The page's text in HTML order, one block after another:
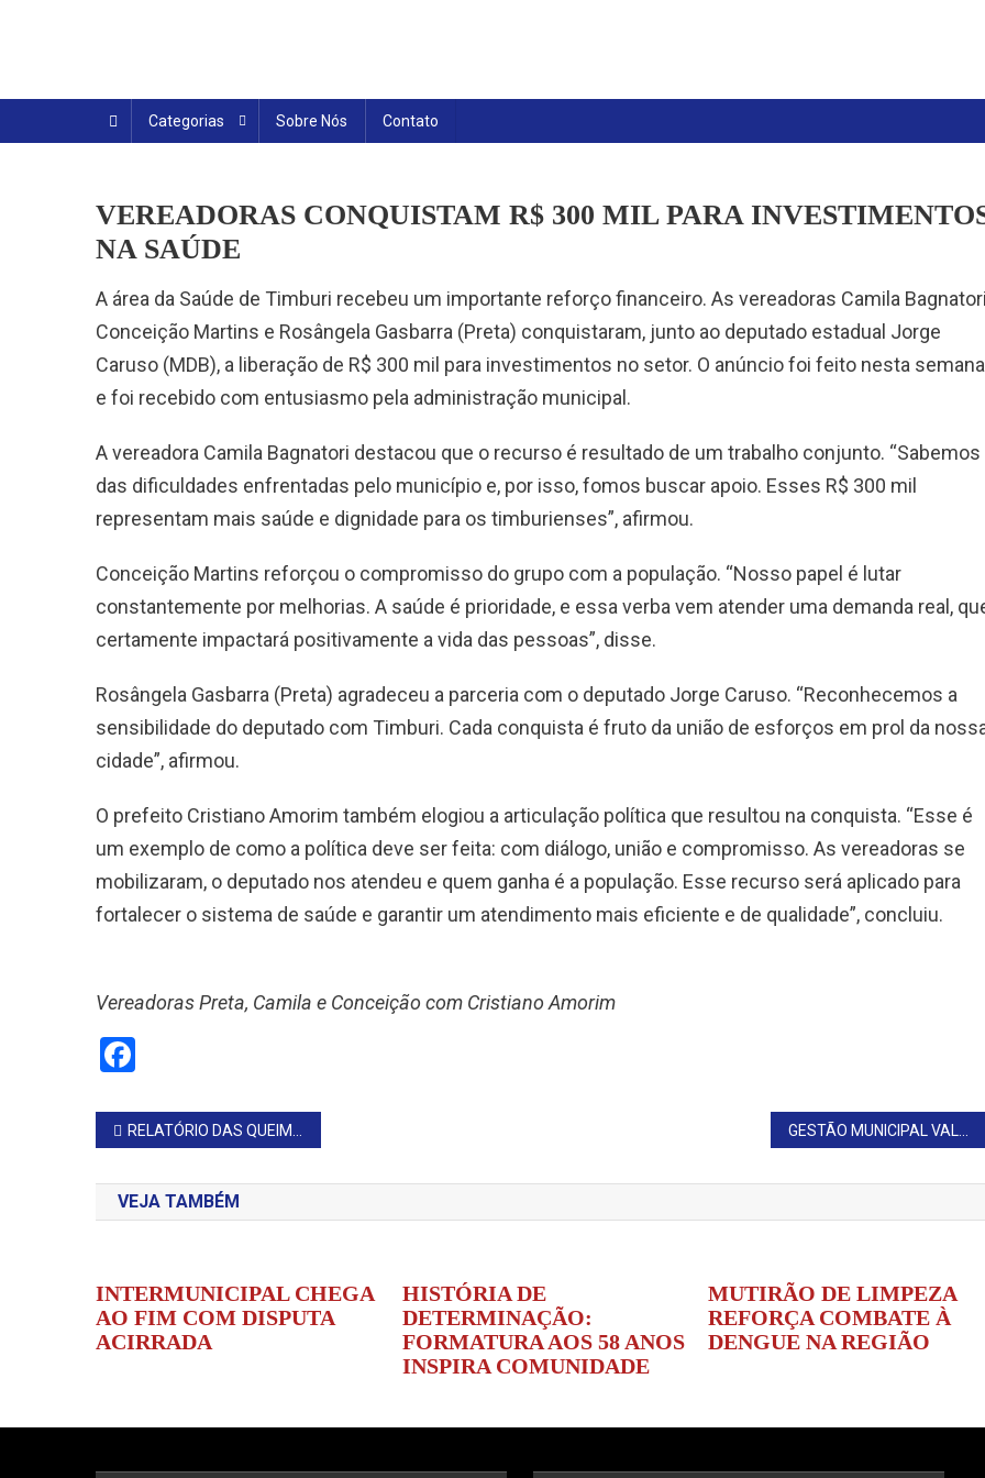
Categorias Sobre Nós Contato
VEREADORAS CONQUISTAM R$ 300 MIL PARA
NA SAÚDE
A área da Saúde de Timburi recebeu um importante reforço financeiro. As vereadoras Camila
Conceição Martins e Rosângela Gasbarra (Preta) conquistaram, junto ao deputado estadual Jorge
Caruso (MDB), a liberação de R$ 300 mil para investimentos no setor. O anúncio foi feito nesta semana
e foi recebido com entusiasmo pela administração municipal.
A vereadora Camila Bagnatori destacou que o recurso é resultado de um trabalho conjunto. “Sabemos
das dificuldades enfrentadas pelo município e, por isso, fomos buscar apoio. Esses R$ 300 mil
representam mais saúde e dignidade para os timburienses”, afirmou.
Conceição Martins reforçou o compromisso do grupo com a população. “Nosso papel é lutar
constantemente por melhorias. A saúde é prioridade, e essa verba vem atender uma demanda real,
certamente impactará positivamente a vida das pessoas”, disse.
Rosângela Gasbarra (Preta) agradeceu a parceria com o deputado Jorge Caruso. “Reconhecemos a
sensibilidade do deputado com Timburi. Cada conquista é fruto da união de esforços em prol da
cidade”, afirmou.
O prefeito Cristiano Amorim também elogiou a articulação política que resultou na conquista. “Esse é
um exemplo de como a política deve ser feita: com diálogo, união e compromisso. As vereadoras se
mobilizaram, o deputado nos atendeu e quem ganha é a população. Esse recurso será aplicado para
fortalecer o sistema de saúde e garantir um atendimento mais eficiente e de qualidade”, concluiu.
Vereadoras Preta, Camila e Conceição com Cristiano Amorim
Navegação
de
Post
RELATÓRIO DAS QUEIMADAS É PROTOCOLADO JUNTO À DEFESA CIVIL ESTADUAL
VEJA TAMBÉM
INTERMUNICIPAL CHEGA
AO FIM COM DISPUTA
ACIRRADA
HISTÓRIA DE
DETERMINAÇÃO:
FORMATURA AOS 58 ANOS
INSPIRA COMUNIDADE
MUTIRÃO DE LIMPEZA
REFORÇA COMBATE À
DENGUE NA REGIÃO